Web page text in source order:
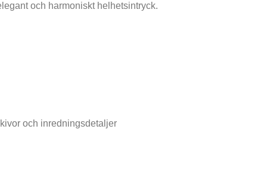
och harmoniskt helhetsintryck.
och inredningsdetaljer